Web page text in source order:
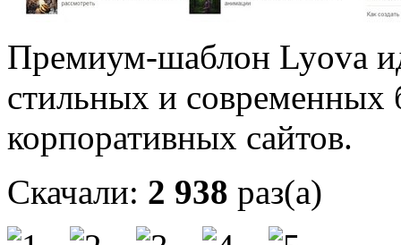
Премиум-шаблон Lyova
стильных и современных
корпоративных сайтов.
Скачали: 2 938 раз(а)